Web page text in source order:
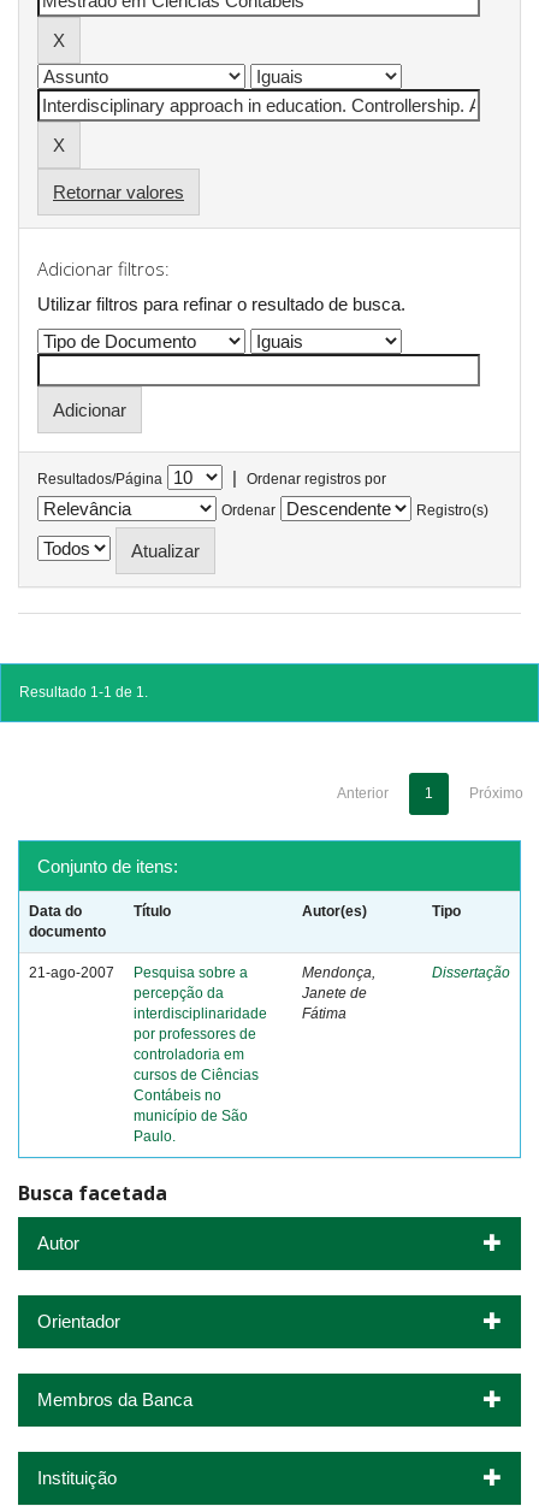
Retornar valores
Adicionar filtros:
Utilizar filtros para refinar o resultado de busca.
Resultados/Página |
Ordenar registros por
Ordenar
Registro(s)
Resultado 1-1 de 1.
Anterior 1 Próximo
Conjunto de itens:
Data do
documento
Título Autor(es) Tipo
21-ago-2007
Pesquisa sobre a
percepção da
interdisciplinaridade
por professores de
controladoria em
cursos de Ciências
Contábeis no
município de São
Paulo.
Mendonça,
Janete de
Fátima
Dissertação
Busca facetada
Autor
Orientador
Membros da Banca
Instituição